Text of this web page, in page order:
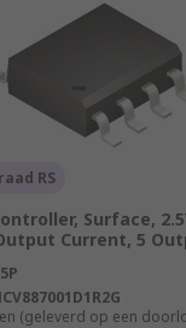
RS
Surface,
Current, 5
(geleverd op een